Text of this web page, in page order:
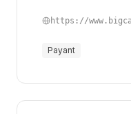
Enfin, ces
personnalisation des
un contexte de
mieux leurs
https://
Payant